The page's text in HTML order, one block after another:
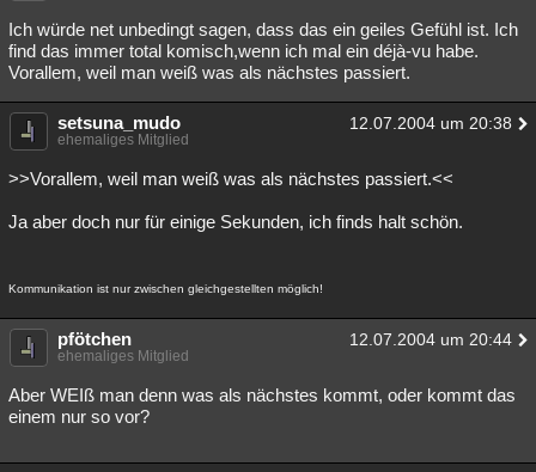
Ich würde net unbedingt sagen, dass das ein geiles Gefühl ist. Ich
find das immer total komisch,wenn ich mal ein déjà-vu habe.
Vorallem, weil man weiß was als nächstes passiert.
setsuna_mudo 12.07.2004 um 20:38
ehemaliges Mitglied
>>Vorallem, weil man weiß was als nächstes passiert.<<
Ja aber doch nur für einige Sekunden, ich finds halt schön.
Kommunikation ist nur zwischen gleichgestellten möglich!
pfötchen 12.07.2004 um 20:44
ehemaliges Mitglied
Aber WEIß man denn was als nächstes kommt, oder kommt das
einem nur so vor?